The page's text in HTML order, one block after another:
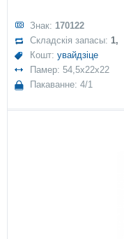
Знак: 170122
Складскія запасы: 1,
Кошт:увайдзіце
Памер: 54,5x22x22
Пакаванне: 4/1